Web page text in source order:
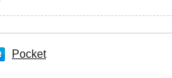
Pocket